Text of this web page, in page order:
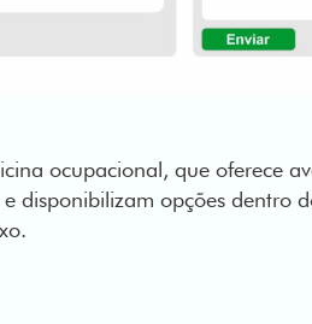
ocupacional, que oferece
disponibilizam opções dentro